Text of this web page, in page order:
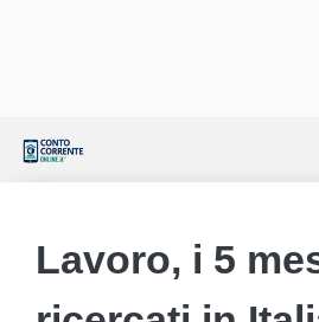
Lavoro, i 5